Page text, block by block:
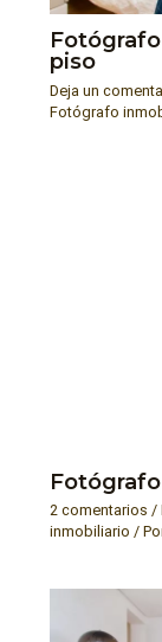
piso
Deja un
Fotógrafo
2 comentarios /
inmobiliario /